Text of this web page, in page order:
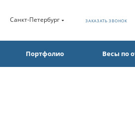
Санкт-Петербург ЗАКАЗАТЬ ЗВОНОК
Портфолио Весы по